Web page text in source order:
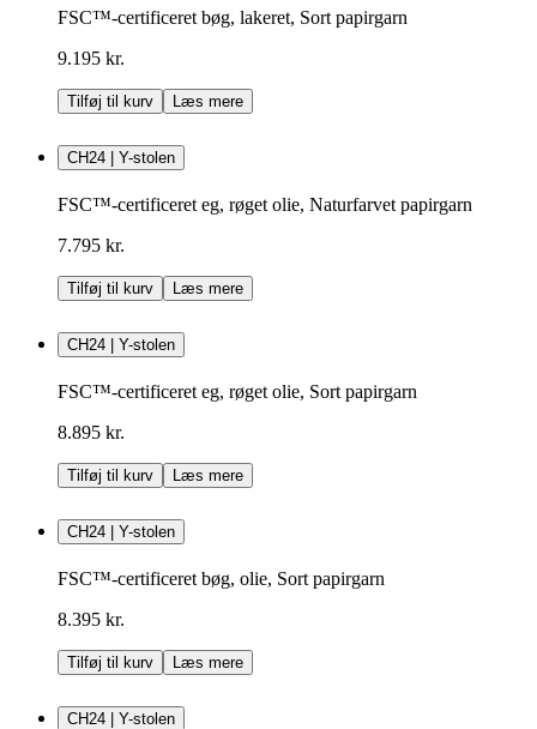
FSC™-certificeret bøg, lakeret, Sort papirgarn
9.195 kr.
Tilføj til kurv Læs mere
CH24 | Y-stolen
FSC™-certificeret eg, røget olie, Naturfarvet papirgarn
7.795 kr.
Tilføj til kurv Læs mere
CH24 | Y-stolen
FSC™-certificeret eg, røget olie, Sort papirgarn
8.895 kr.
Tilføj til kurv Læs mere
CH24 | Y-stolen
FSC™-certificeret bøg, olie, Sort papirgarn
8.395 kr.
Tilføj til kurv Læs mere
CH24 | Y-stolen